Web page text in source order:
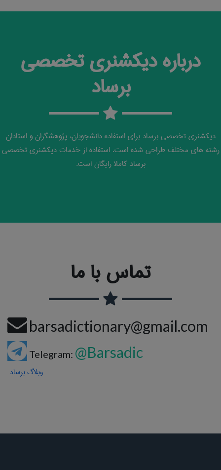
درباره دیکشنری تخصصی
برساد
دیکشنری تخصصی برساد برای استفاده دانشجویان، پژوهشگران و استادان
رشته های مختلف طراحی شده است. استفاده از خدمات دیکشنری تخصصی
برساد کاملا رایگان است.
تماس با ما
barsadictionary@gmail.com
Telegram: @Barsadic
وبلاگ برساد